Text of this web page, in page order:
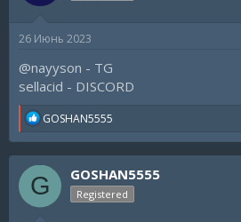
м
а
а
26 Июнь 2023
@nayyson - TG
sellacid - DISCORD
R
a
c
t
i
o
GOSHAN5555
G GOSHAN5555
Registered